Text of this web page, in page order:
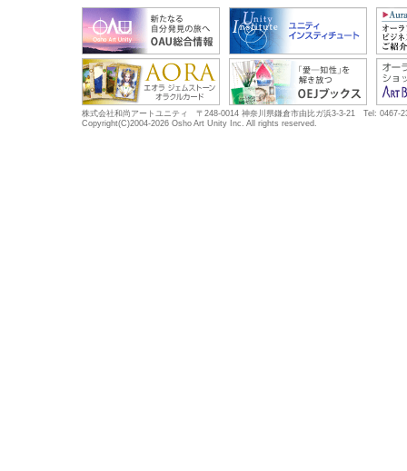
株式会社和尚アートユニティ 〒248-0014 神奈川県鎌倉市由比ガ浜3-3-21 Tel: 0467-
Copyright(C)2004-2026 Osho Art Unity Inc. All rights reserved.